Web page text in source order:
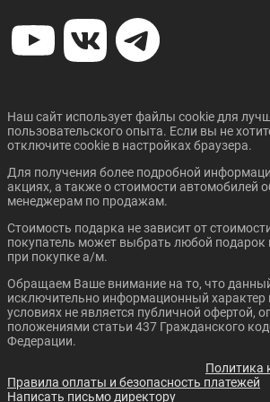
Цена от:
В кредит от:
39 893 ₽/мес.
Цена
В
40
CHANGAN CS95 PLUS
Скоро в продаже
GEELY
Цена
Цена от:
3 009 810 ₽
CHANGAN UNI-T
Цена от:
2 079 810 ₽
В кредит от:
NEW
Цена
2
В
CHANGAN CS75 PLUS
Наш сайт использует файлы cookie для
пользовательского опыта. Если вы не
отключите cookie в настройках браузера.
Для получения более подробной
акциях, а также о стоимости автомобилей
менеджерам по продажам.
Стоимость подарка не зависит от
покупатель может выбрать любой подарок
при покупке а/м.
Обращаем Ваше внимание на то, что
исключительно информационный характер
условиях не является публичной офертой,
положениями статьи 437 Гражданского
Федерации.
Политика
Правила оплаты и безопасность платежей
Написать письмо директору